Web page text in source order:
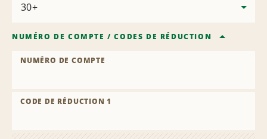
NUMÉRO DE COMPTE /CODES DE RÉDUCTION
NUMÉRO DE COMPTE
CODE DE RÉDUCTION 1